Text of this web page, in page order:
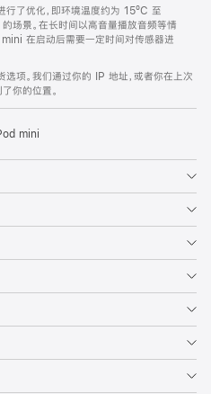
了优化，即环境温度约为 15ºC 至
景。在长时间以高音量播放音频等情
在启动后需要一定时间对传感器进
项。我们通过你的 IP 地址，或者你在上次
你的位置。
mini